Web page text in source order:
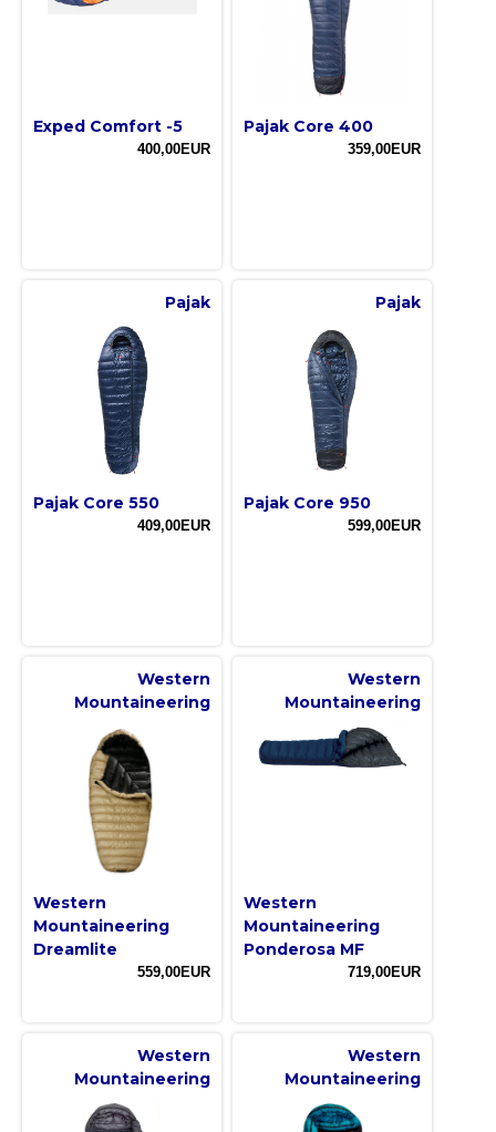
Exped Comfort -5
400,00EUR
Pajak Core 400
359,00EUR
Pajak
Pajak Core 550
409,00EUR
Pajak
Pajak Core 950
599,00EUR
Western
Mountaineering
Western
Mountaineering
Dreamlite
559,00EUR
Western
Mountaineering
Western
Mountaineering
Ponderosa MF
719,00EUR
Western
Mountaineering
Western
Mountaineering